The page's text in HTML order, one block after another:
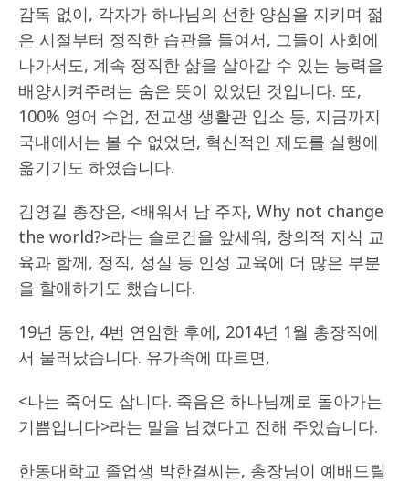
감독 없이, 각자가 하나님의 선한 양심을 지키며 젊
은 시절부터 정직한 습관을 들여서, 그들이 사회에
나가서도, 계속 정직한 삶을 살아갈 수 있는 능력을
배양시켜주려는 숨은 뜻이 있었던 것입니다. 또,
100% 영어 수업, 전교생 생활관 입소 등, 지금까지
국내에서는 볼 수 없었던, 혁신적인 제도를 실행에
옮기기도 하였습니다.
김영길 총장은, <배워서 남 주자, Why not change
the world?>라는 슬로건을 앞세워, 창의적 지식 교
육과 함께, 정직, 성실 등 인성 교육에 더 많은 부분
을 할애하기도 했습니다.
19년 동안, 4번 연임한 후에, 2014년 1월 총장직에
서 물러났습니다. 유가족에 따르면,
<나는 죽어도 삽니다. 죽음은 하나님께로 돌아가는
기쁨입니다>라는 말을 남겼다고 전해 주었습니다.
한동대학교 졸업생 박한결씨는, 총장님이 예배드릴